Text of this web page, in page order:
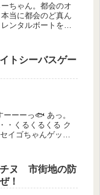
ちゃん。都会のオ
当に都会のど真ん
ンタルボートを借
トシーバスゲー
ーーっ🐟 あっ。
・くるくるくる ク
イゴちゃんゲット
ヌ 市街地の防
！